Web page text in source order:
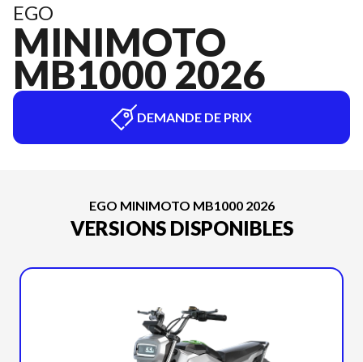
EGO
MINIMOTO
MB1000 2026
DEMANDE DE PRIX
EGO MINIMOTO MB1000 2026
VERSIONS DISPONIBLES